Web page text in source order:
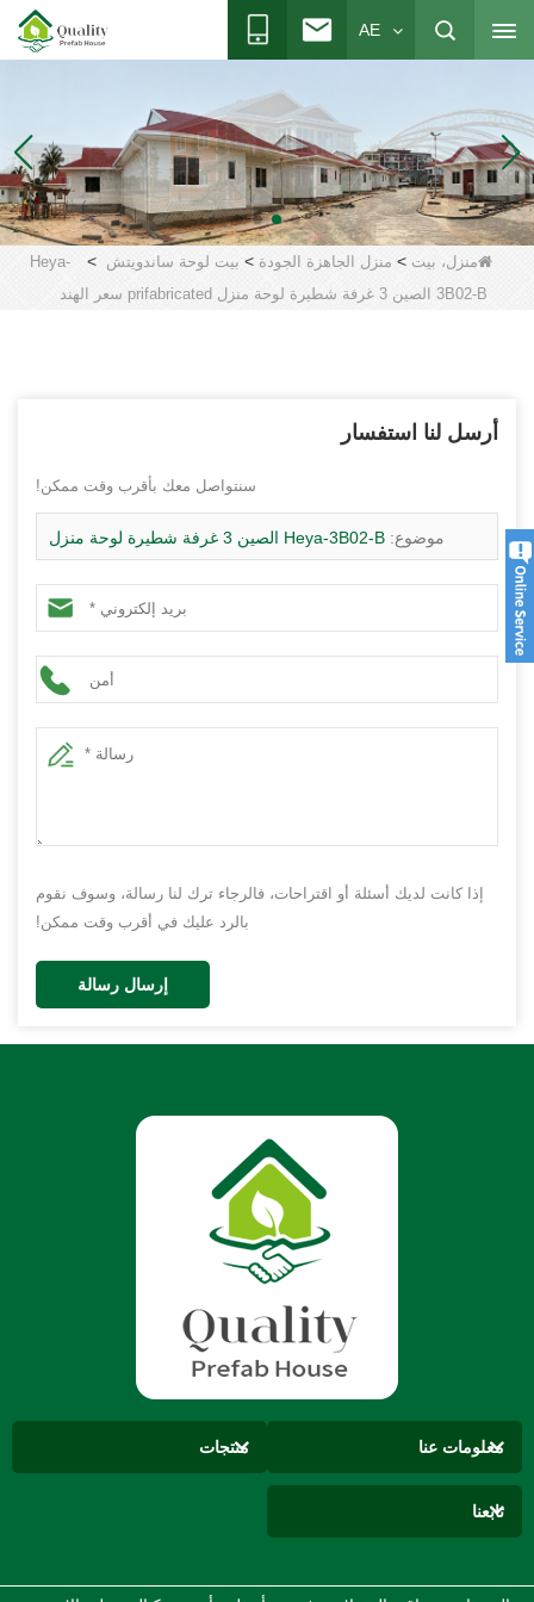
AE
منزل، بيت > منزل الجاهزة الجودة > بيت لوحة ساندويتش >
Heya-
3B02-B الصين 3 غرفة شطيرة لوحة منزل prifabricated سعر الهند
أرسل لنا استفسار
سنتواصل معك بأقرب وقت ممكن!
موضوع: Heya-3B02-B الصين 3 غرفة شطيرة لوحة منزل
prifabricated سعر الهند
إذا كانت لديك أسئلة أو اقتراحات، فالرجاء ترك لنا رسالة، وسوف نقوم
بالرد عليك في أقرب وقت ممكن!
إرسال رسالة
معلومات عنا منتجات
تابعنا